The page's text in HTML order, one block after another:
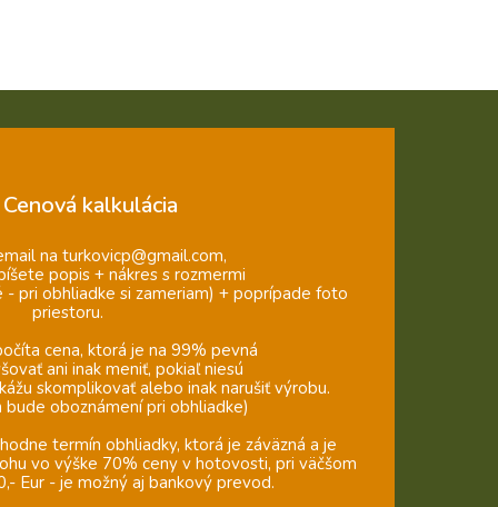
Cenová kalkulácia
na turkovicp@gmail.com,
popis + nákres s rozmermi
- pri obhliadke si zameriam) + poprípade foto
priestoru.
cena, ktorá je na 99% pevná
ani inak meniť, pokiaľ niesú
skomplikovať alebo inak narušiť výrobu.
bude oboznámení pri obhliadke)
termín obhliadky, ktorá je záväzná a je
vo výške 70% ceny v hotovosti, pri väčšom
Eur - je možný aj bankový prevod.